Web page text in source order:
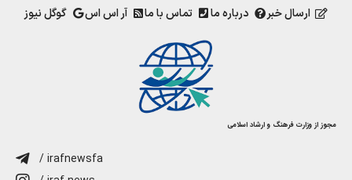
ارسال خبر درباره ما تماس با ما آر اس اس گوگل نیوز
مجوز از وزارت فرهنگ و ارشاد اسلامی
/ irafnewsfa